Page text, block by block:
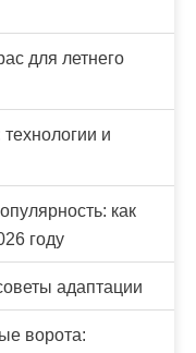
для летнего
и
как
году
адаптации
ворота: